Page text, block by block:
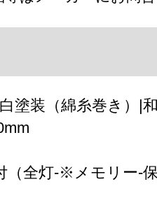
塗装（綿糸巻き）|
（全灯-※メモリー